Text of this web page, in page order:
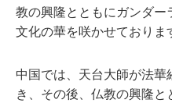
教の興隆とともにガンダ
文化の華を咲かせておりま
中国では、天台大師が法華
き、その後、仏教の興隆